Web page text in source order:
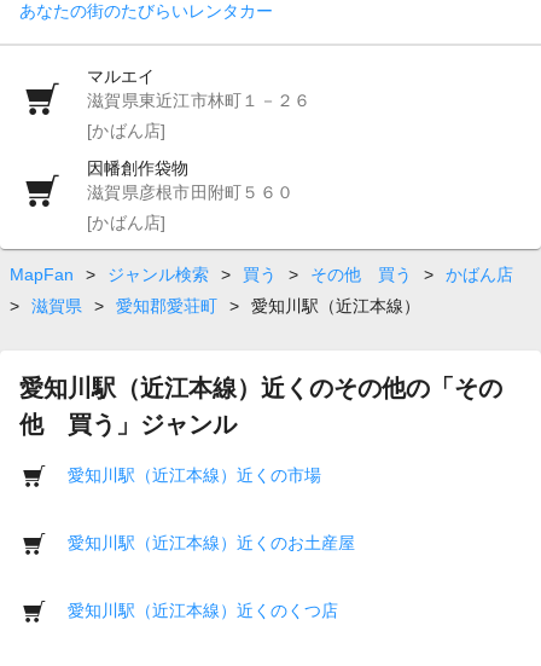
あなたの街のたびらいレンタカー
マルエイ
滋賀県東近江市林町１－２６
[かばん店]
因幡創作袋物
滋賀県彦根市田附町５６０
[かばん店]
MapFan > ジャンル検索 > 買う > その他 買う >
かばん店
>
滋賀県 > 愛知郡愛荘町 > 愛知川駅（近江本線）
愛知川駅（近江本線）近くのその他の「その
他 買う」ジャンル
愛知川駅（近江本線）近くの市場
愛知川駅（近江本線）近くのお土産屋
愛知川駅（近江本線）近くのくつ店